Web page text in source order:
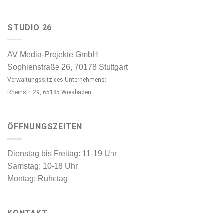
STUDIO 26
AV Media-Projekte GmbH
Sophienstraße 26, 70178 Stuttgart
Verwaltungssitz des Unternehmens:
Rheinstr. 29, 65185 Wiesbaden
ÖFFNUNGSZEITEN
Dienstag bis Freitag: 11-19 Uhr
Samstag: 10-18 Uhr
Montag: Ruhetag